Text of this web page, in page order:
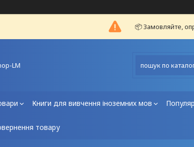
📦 Замовляйте,
LM
Книги для вивчення іноземних мов
товару